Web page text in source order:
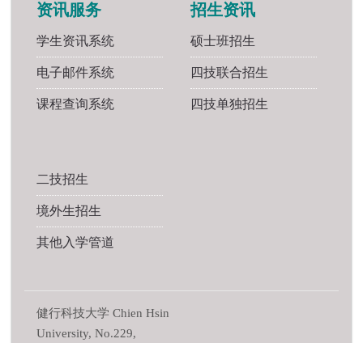
资讯服务
学生资讯系统
电子邮件系统
课程查询系统
招生资讯
硕士班招生
四技联合招生
四技单独招生
二技招生
境外生招生
其他入学管道
健行科技大学 Chien Hsin
University, No.229,